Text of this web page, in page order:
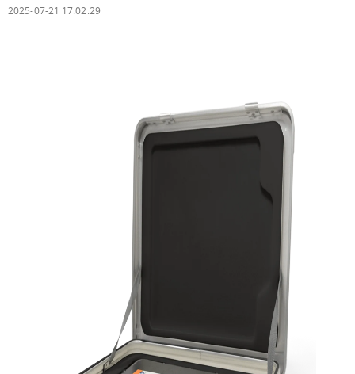
2025-07-21 17:02:29